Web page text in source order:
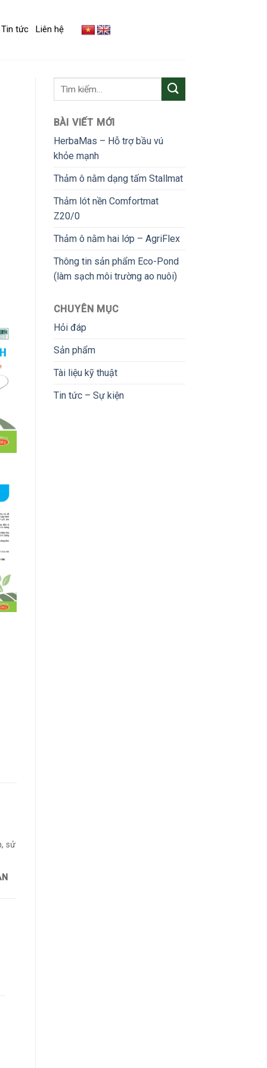
Tin tức Liên hệ
sử
BÀI VIẾT MỚI
HerbaMas – Hỗ trợ bầu vú
khỏe mạnh
Thảm ô nằm dạng tấm Stallmat
Thảm lót nền Comfortmat
Z20/0
Thảm ô nằm hai lớp – AgriFlex
Thông tin sản phẩm Eco-Pond
(làm sạch môi trường ao nuôi)
CHUYÊN MỤC
Hỏi đáp
Sản phẩm
Tài liệu kỹ thuật
Tin tức – Sự kiện